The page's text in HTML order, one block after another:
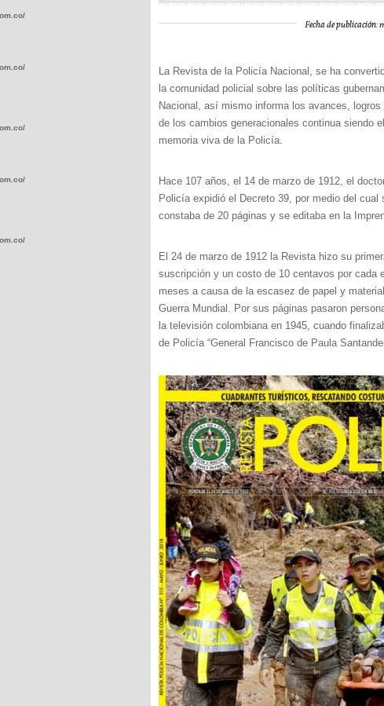
Fecha de publicación:
La Revista de la Policía Nacional, se ha
la comunidad policial sobre las políticas
Nacional, así mismo informa los avances,
de los cambios generacionales continua siendo
memoria viva de la Policía.
Hace 107 años, el 14 de marzo de 1912, el
Policía expidió el Decreto 39, por medio del
constaba de 20 páginas y se editaba en la
El 24 de marzo de 1912 la Revista hizo su
suscripción y un costo de 10 centavos por cada
meses a causa de la escasez de papel y
Guerra Mundial. Por sus páginas pasaron
la televisión colombiana en 1945, cuando
de Policía “General Francisco de Paula
wp-
wp-
wp-
wp-
wp-